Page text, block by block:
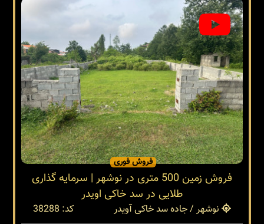
فروش فوری
فروش زمین 500 متری در نوشهر | سرمایه گذاری
طلایی در سد خاکی اویدر
نوشهر / جاده سد خاکی آویدر
کد: 38288